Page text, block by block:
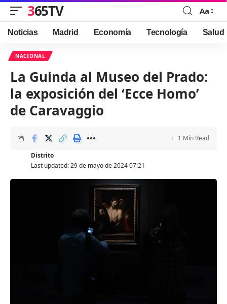
365TV
Font
Resizer
Aa
Noticias Madrid Economía Tecnología Salud
NACIONAL
La Guinda al Museo del Prado:
la exposición del ‘Ecce Homo’
de Caravaggio
Last updated: 29 de mayo de 2024 07:21
Distrito
1 Min Read